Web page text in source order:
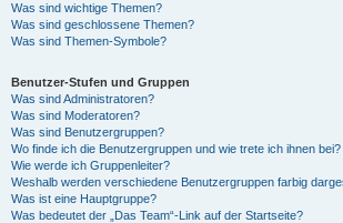
Was sind wichtige Themen?
Was sind geschlossene Themen?
Was sind Themen-Symbole?
Benutzer-Stufen und Gruppen
Was sind Administratoren?
Was sind Moderatoren?
Was sind Benutzergruppen?
Wo finde ich die Benutzergruppen und wie trete ich ihnen bei?
Wie werde ich Gruppenleiter?
Weshalb werden verschiedene Benutzergruppen farbig
Was ist eine Hauptgruppe?
Was bedeutet der „Das Team“-Link auf der Startseite?